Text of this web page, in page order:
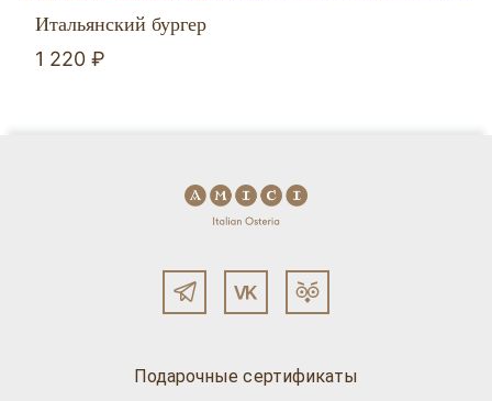
Итальянский бургер
1 220 ₽
Подарочные сертификаты